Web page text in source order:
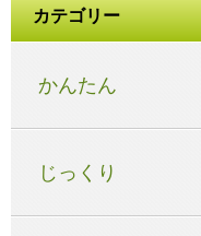
カテゴリー
かんたん
じっくり